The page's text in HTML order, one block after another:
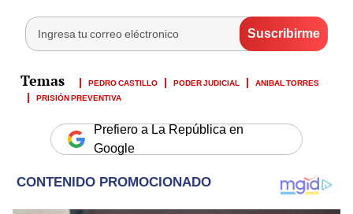
PEDRO CASTILLO PODER JUDICIAL
ANIBAL TORRES
PRISIÓN PREVENTIVA
Prefiero a La República en
Google